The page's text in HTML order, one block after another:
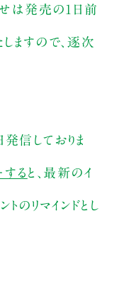
は発売の1日前
ますので、逐次
信しておりま
る と、最新のイ
のリマインドとし